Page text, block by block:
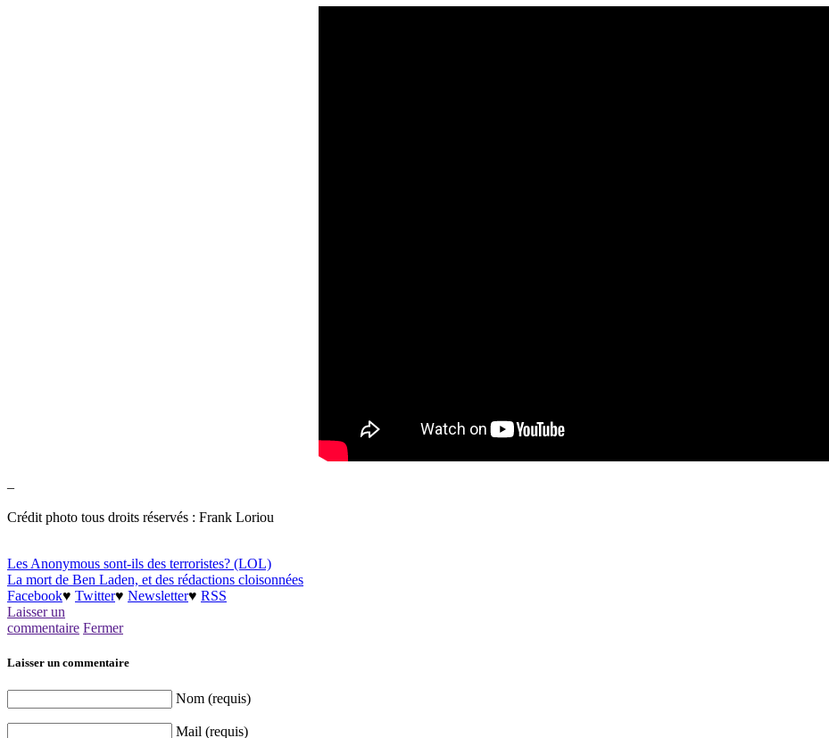
–
Crédit photo tous droits réservés : Frank Loriou
Les Anonymous sont-ils des terroristes? (LOL)
La mort de Ben Laden, et des rédactions cloisonnées
Facebook♥ Twitter♥ Newsletter♥ RSS
Laisser un
commentaire Fermer
Laisser un commentaire
Nom (requis)
Mail (requis)